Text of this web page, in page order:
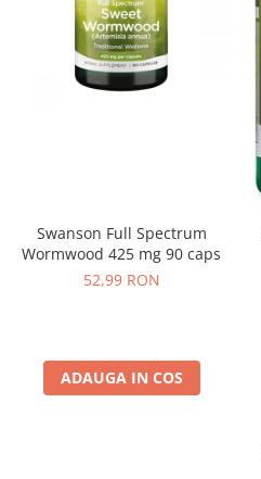
Swanson Full Spectrum
Wormwood 425 mg 90 caps
52,99 RON
ADAUGA IN COS